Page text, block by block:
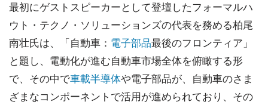
最初にゲストスピーカーとして登壇したフォーマルハ
ウト・テクノ・ソリューションズの代表を務める柏尾
南壮氏は、「自動車： 電子部品最後のフロンティア」
と題し、電動化が進む自動車市場全体を俯瞰する形
で、その中で車載半導体や電子部品が、自動車のさま
ざまなコンポーネントで活用が進められており、その